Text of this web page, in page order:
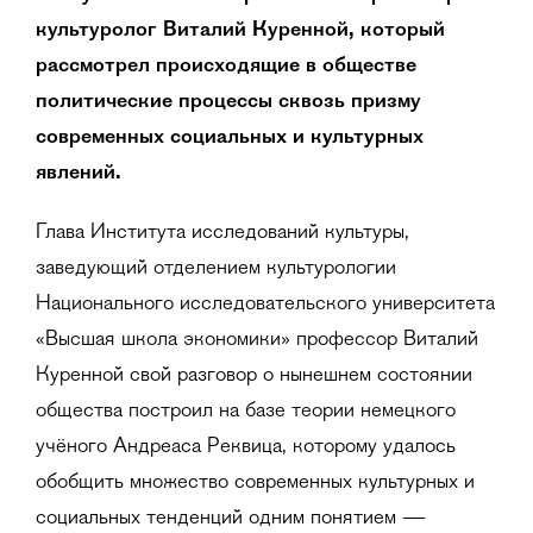
культуролог Виталий Куренной, который
рассмотрел происходящие в обществе
политические процессы сквозь призму
современных социальных и культурных
явлений.
Глава Института исследований культуры,
заведующий отделением культурологии
Национального исследовательского университета
«Высшая школа экономики» профессор Виталий
Куренной свой разговор о нынешнем состоянии
общества построил на базе теории немецкого
учёного Андреаса Реквица, которому удалось
обобщить множество современных культурных и
социальных тенденций одним понятием —